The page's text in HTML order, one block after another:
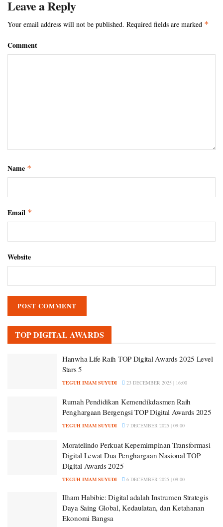
Leave a Reply
Your email address will not be published. Required fields are marked *
Comment
Name *
Email *
Website
TOP DIGITAL AWARDS
Hanwha Life Raih TOP Digital Awards 2025 Level
Stars 5
TEGUH IMAM SUYUDI 23 DECEMBER 2025 | 16:00
Rumah Pendidikan Kemendikdasmen Raih
Penghargaan Bergengsi TOP Digital Awards 2025
TEGUH IMAM SUYUDI 7 DECEMBER 2025 | 09:00
Moratelindo Perkuat Kepemimpinan Transformasi
Digital Lewat Dua Penghargaan Nasional TOP
Digital Awards 2025
TEGUH IMAM SUYUDI 6 DECEMBER 2025 | 09:00
Ilham Habibie: Digital adalah Instrumen Strategis
Daya Saing Global, Kedaulatan, dan Ketahanan
Ekonomi Bangsa